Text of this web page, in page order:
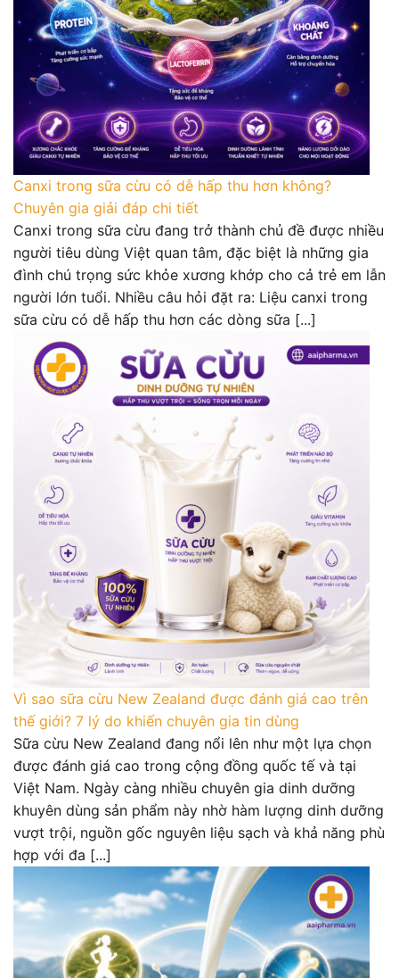
Canxi trong sữa cừu có dễ hấp thu hơn không?
Chuyên gia giải đáp chi tiết
Canxi trong sữa cừu đang trở thành chủ đề được nhiều
người tiêu dùng Việt quan tâm, đặc biệt là những gia
đình chú trọng sức khỏe xương khớp cho cả trẻ em lẫn
người lớn tuổi. Nhiều câu hỏi đặt ra: Liệu canxi trong
sữa cừu có dễ hấp thu hơn các dòng sữa [...]
Vì sao sữa cừu New Zealand được đánh giá cao trên
thế giới? 7 lý do khiến chuyên gia tin dùng
Sữa cừu New Zealand đang nổi lên như một lựa chọn
được đánh giá cao trong cộng đồng quốc tế và tại
Việt Nam. Ngày càng nhiều chuyên gia dinh dưỡng
khuyên dùng sản phẩm này nhờ hàm lượng dinh dưỡng
vượt trội, nguồn gốc nguyên liệu sạch và khả năng phù
hợp với đa [...]